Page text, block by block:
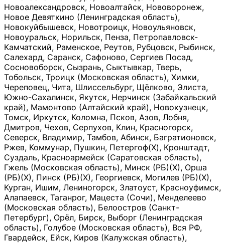
Новоалександровск, Новоалтайск, Нововоронеж,
Новое Девяткино (Ленинградская область),
Новокуйбышевск, Новотроицк, Новоульяновск,
Новоуральск, Норильск, Пенза, Петропавловск-
Камчатский, Раменское, Реутов, Рубцовск, Рыбинск,
Салехард, Саранск, Сафоново, Сергиев Посад,
Сосновоборск, Сызрань, Сыктывкар, Тверь,
Тобольск, Троицк (Московская область), Химки,
Череповец, Чита, Шлиссельбург, Щёлково, Элиста,
Южно-Сахалинск, Якутск, Нерчинск (Забайкальский
край), Мамонтово (Алтайский край), Новокузнецк,
Томск, Иркутск, Коломна, Псков, Азов, Лобня,
Дмитров, Чехов, Серпухов, Клин, Красногорск,
Северск, Владимир, Тамбов, Абинск, Багратионовск,
Ржев, Коммунар, Пушкин, Петергоф(Х), Кронштадт,
Суздаль, Красноармейск (Саратовская область),
Гжель (Московская область), Минск (РБ)(Х), Орша
(РБ)(Х), Пинск (РБ)(Х), Георгиевск, Могилев (РБ)(Х),
Курган, Ишим, Лениногорск, Златоуст, Красноуфимск,
Алапаевск, Таганрог, Мацеста (Сочи), Менделеево
(Московская область), Белоостров (Санкт-
Петербург), Орёл, Бирск, Выборг (Ленинградская
область), Голубое (Московская область), Вся РФ,
Гвардейск, Ейск, Киров (Калужская область),